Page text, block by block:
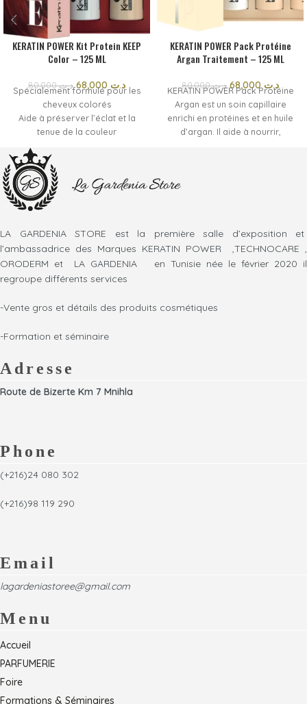
KERATIN POWER Kit Protein KEEP
Color – 125 ML
د.ت80,000 د.ت
Spécialement formulé pour les
cheveux colorés
Aide à préserver l’éclat et la
tenue de la couleur
Réduit les frisottis et améliore
la douceur
Apporte brillance et souplesse
KERATIN POWER Pack Protéine
Argan Traitement – 125 ML
د.ت80,000 د.ت68,000
KERATIN POWER Pack Protéine
Argan est un soin capillaire
enrichi en protéines et en huile
d’argan. Il aide à nourrir,
LA GARDENIA STORE est la première salle d’exposition et
l’ambassadrice des Marques KERATIN POWER ,TECHNOCARE ,
ORODERM et LA GARDENIA en Tunisie née le février 2020 il
regroupe différents services
-Vente gros et détails des produits cosmétiques
-Formation et séminaire
Adresse
Route de Bizerte Km 7 Mnihla
Phone
(+216)24 080 302
(+216)98 119 290
Email
lagardeniastoree@gmail.com
Menu
Accueil
PARFUMERIE
Foire
Formations & Séminaires